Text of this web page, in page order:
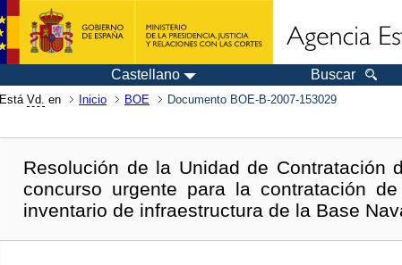
Castellano Buscar
Está Vd. en Inicio BOE Documento BOE-B-2007-153029
Resolución de la Unidad de
concurso urgente para la contratación
inventario de infraestructura de la Base